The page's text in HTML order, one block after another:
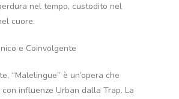
nel tempo, custodito nel
cuore.
e Coinvolgente
“Malelingue” è un’opera che
influenze Urban dalla Trap. La